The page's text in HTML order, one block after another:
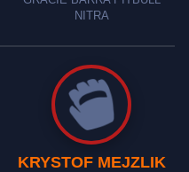
NITRA
KRYSTOF MEJZLIK